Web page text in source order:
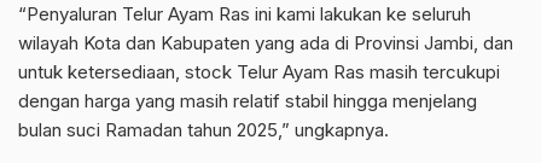
“Penyaluran Telur Ayam Ras ini kami lakukan ke seluruh
wilayah Kota dan Kabupaten yang ada di Provinsi Jambi, dan
untuk ketersediaan, stock Telur Ayam Ras masih tercukupi
dengan harga yang masih relatif stabil hingga menjelang
bulan suci Ramadan tahun 2025,” ungkapnya.